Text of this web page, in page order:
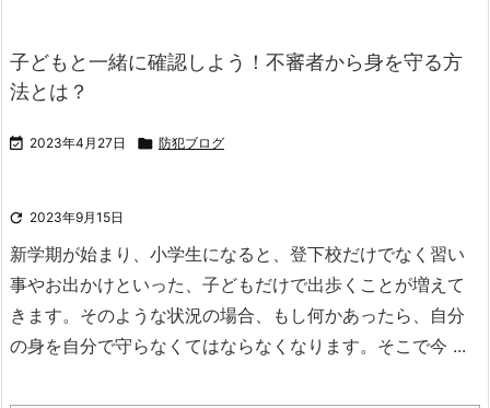
子どもと一緒に確認しよう！不審者から身を守る方
法とは？
 2023年4月27日  防犯ブログ
 2023年9月15日
新学期が始まり、小学生になると、登下校だけでなく習い
事やお出かけといった、子どもだけで出歩くことが増えて
きます。 そのような状況の場合、もし何かあったら、自分
の身を自分で守らなくてはならなくなります。 そこで今 ...